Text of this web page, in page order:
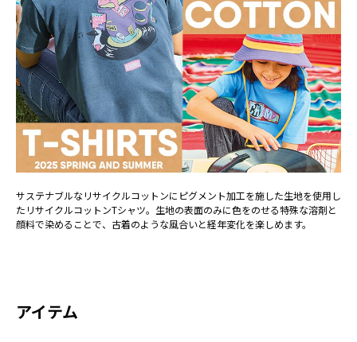
サステナブルなリサイクルコットンにピグメント加工を施した生地を使用し
たリサイクルコットンTシャツ。生地の表面のみに色をのせる特殊な溶剤と
顔料で染めることで、古着のような風合いと経年変化を楽しめます。
アイテム